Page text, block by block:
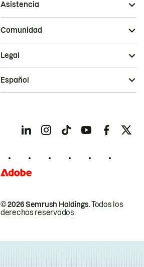
Asistencia
Comunidad
© 2026 Semrush Holdings.Todos los
derechos reservados.
Legal
Español